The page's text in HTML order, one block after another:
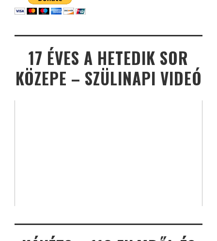
17 ÉVES A HETEDIK SOR
KÖZEPE – SZÜLINAPI VIDEÓ